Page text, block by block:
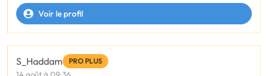
Voir le profil
S_Haddam PRO PLUS